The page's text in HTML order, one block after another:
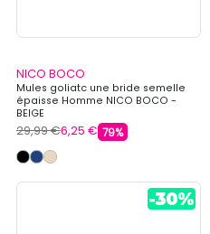
NICO BOCO
Mules goliatc une bride semelle
épaisse Homme NICO BOCO -
BEIGE
29,99 €6,25 € 79%